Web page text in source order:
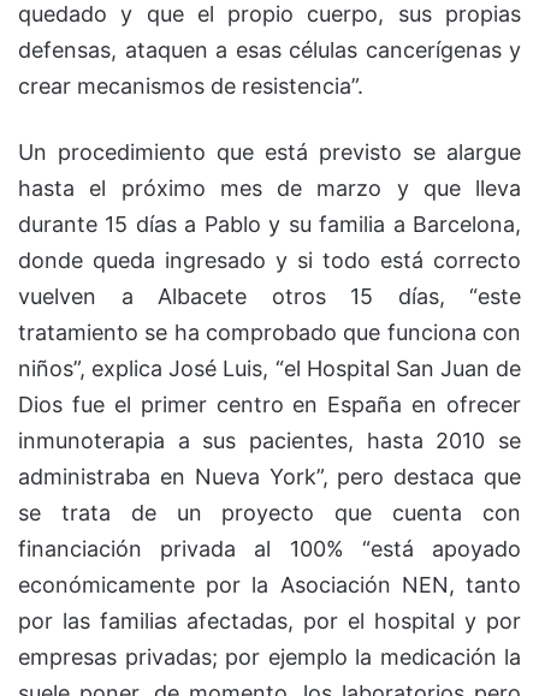
quedado y que el propio cuerpo, sus propias
defensas, ataquen a esas células cancerígenas y
crear mecanismos de resistencia”.
Un procedimiento que está previsto se alargue
hasta el próximo mes de marzo y que lleva
durante 15 días a Pablo y su familia a Barcelona,
donde queda ingresado y si todo está correcto
vuelven a Albacete otros 15 días, “este
tratamiento se ha comprobado que funciona con
niños”, explica José Luis, “el Hospital San Juan de
Dios fue el primer centro en España en ofrecer
inmunoterapia a sus pacientes, hasta 2010 se
administraba en Nueva York”, pero destaca que
se trata de un proyecto que cuenta con
financiación privada al 100% “está apoyado
económicamente por la Asociación NEN, tanto
por las familias afectadas, por el hospital y por
empresas privadas; por ejemplo la medicación la